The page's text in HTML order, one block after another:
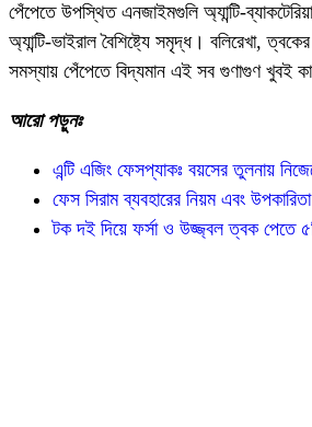
পেঁপেতে উপস্থিত এনজাইমগুলি অ্যান্টি-
অ্যান্টি-ভাইরাল বৈশিষ্ট্যে সমৃদ্ধ। বলিরেখা,
সমস্যায় পেঁপেতে বিদ্যমান এই সব গুণাগুণ খুবই
আরো পড়ুনঃ
এন্টি এজিং ফেসপ্যাকঃ বয়সের তুলনায়
ফেস সিরাম ব্যবহারের নিয়ম এবং উপকারিতা
টক দই দিয়ে ফর্সা ও উজ্জ্বল ত্বক পেতে